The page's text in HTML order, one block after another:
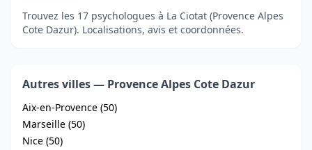
Trouvez les 17 psychologues à La Ciotat (Provence Alpes
Cote Dazur). Localisations, avis et coordonnées.
Autres villes — Provence Alpes Cote Dazur
Aix-en-Provence (50)
Marseille (50)
Nice (50)